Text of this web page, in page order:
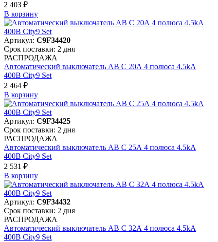
2 403 ₽
В корзинy
Артикул: C9F34420
Срок поставки: 2 дня
РАСПРОДАЖА
Автоматический выключатель АВ C 20А 4 полюса 4.5kA
400В City9 Set
2 464 ₽
В корзинy
Артикул: C9F34425
Срок поставки: 2 дня
РАСПРОДАЖА
Автоматический выключатель АВ C 25А 4 полюса 4.5kA
400В City9 Set
2 531 ₽
В корзинy
Артикул: C9F34432
Срок поставки: 2 дня
РАСПРОДАЖА
Автоматический выключатель АВ C 32А 4 полюса 4.5kA
400В City9 Set